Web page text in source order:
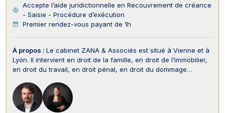
Accepte l’aide juridictionnelle en Recouvrement de créance
- Saisie - Procédure d’exécution
Premier rendez-vous payant de 1h
À propos : Le cabinet ZANA & Associés est situé à Vienne et à
Lyon. Il intervient en droit de la famille, en droit de l’immobilier,
en droit du travail, en droit pénal, en droit du dommage
créances, saisie et procédure d’exécution, en droit des
assurances et en droit de la...